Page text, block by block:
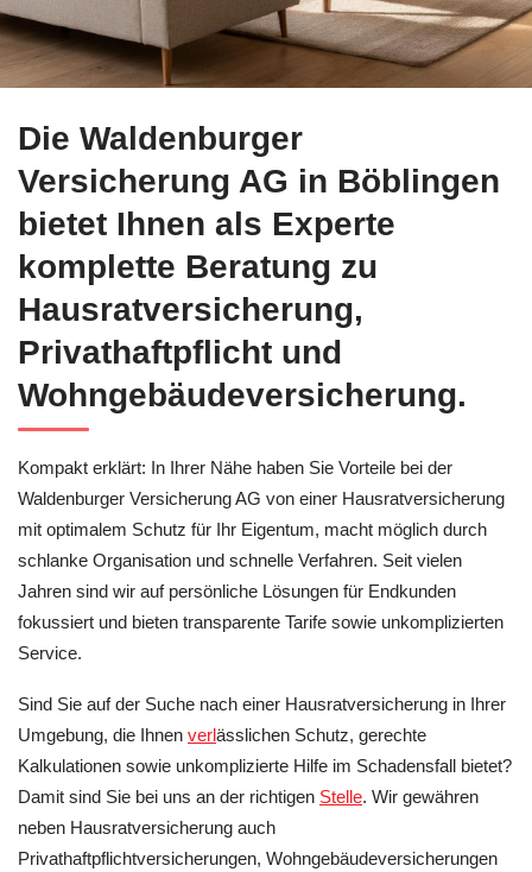
Die Waldenburger
Versicherung AG in Böblingen
bietet Ihnen als Experte
komplette Beratung zu
Hausratversicherung,
Privathaftpflicht und
Wohngebäudeversicherung.
Kompakt erklärt: In Ihrer Nähe haben Sie Vorteile bei der
Waldenburger Versicherung AG von einer Hausratversicherung
mit optimalem Schutz für Ihr Eigentum, macht möglich durch
schlanke Organisation und schnelle Verfahren. Seit vielen
Jahren sind wir auf persönliche Lösungen für Endkunden
fokussiert und bieten transparente Tarife sowie unkomplizierten
Service.
Sind Sie auf der Suche nach einer Hausratversicherung in Ihrer
Umgebung, die Ihnen verlässlichen Schutz, gerechte
Kalkulationen sowie unkomplizierte Hilfe im Schadensfall bietet?
Damit sind Sie bei uns an der richtigen Stelle. Wir gewähren
neben Hausratversicherung auch
Privathaftpflichtversicherungen, Wohngebäudeversicherungen